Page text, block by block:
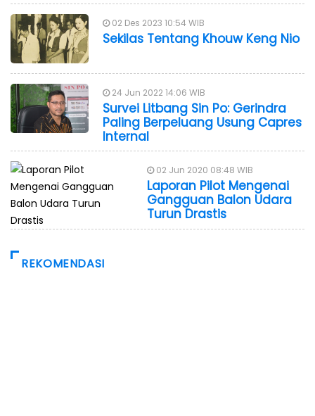
02 Des 2023 10:54 WIB
Sekilas Tentang Khouw Keng Nio
24 Jun 2022 14:06 WIB
Survei Litbang Sin Po: Gerindra
Paling Berpeluang Usung Capres
Internal
02 Jun 2020 08:48 WIB
Laporan Pilot Mengenai
Gangguan Balon Udara
Turun Drastis
REKOMENDASI